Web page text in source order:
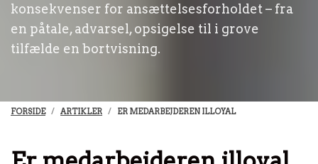
konsekvenser for ansættelsesforholdet – fra
en påtale, advarsel, opsigelse til i grove
tilfælde en bortvisning.
FORSIDE ARTIKLER ER MEDARBEJDEREN ILLOYAL